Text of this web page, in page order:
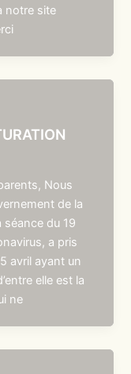
notre site
Nous
de la
séance du 19
a pris
avril ayant un
elle est la
ne